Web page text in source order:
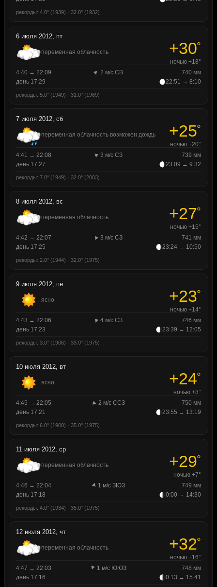
рекорды: 4.0° (1939) · 32.0° (1932)
6 июля 2012, пт
переменная облачность +30°
ночью +18°
4:40 → 22:09
2 м/с СВ
740 мм
день 17:29
22:51 → 8:10
рекорды: 5.0° (1949) · 31.0° (1969)
7 июля 2012, сб
переменная облачность возможен дождь +25°
ночью +20°
4:41 → 22:08
3 м/с СЗ
739 мм
день 17:27
23:09 → 9:32
рекорды: 7.0° (1949) · 32.0° (2003)
8 июля 2012, вс
переменная облачность +27°
ночью +15°
4:42 → 22:07
3 м/с СЗ
741 мм
день 17:25
23:24 → 10:50
рекорды: 2.0° (1944) · 32.0° (1975)
9 июля 2012, пн
ясно +23°
ночью +14°
4:43 → 22:06
4 м/с СЗ
746 мм
день 17:23
23:39 → 12:05
рекорды: 3.0° (1906) · 33.0° (1975)
10 июля 2012, вт
ясно +24°
ночью +8°
4:45 → 22:05
2 м/с ССЗ
750 мм
день 17:21
23:55 → 13:19
рекорды: 6.0° (1900) · 35.0° (1975)
11 июля 2012, ср
переменная облачность +29°
ночью +7°
4:46 → 22:04
1 м/с ЗЮЗ
749 мм
день 17:18
0:00 → 14:30
рекорды: 4.0° (1934) · 35.0° (1975)
12 июля 2012, чт
переменная облачность +32°
ночью +16°
4:47 → 22:03
1 м/с ЮЮЗ
748 мм
день 17:16
0:13 → 15:41